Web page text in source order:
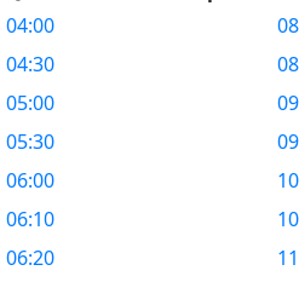
04:00
04:30
05:00
05:30
06:00
06:10
06:20